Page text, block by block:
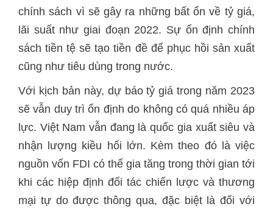
chính sách vì sẽ gây ra những bất ổn về tỷ giá,
lãi suất như giai đoạn 2022. Sự ổn định chính
sách tiền tệ sẽ tạo tiền đề để phục hồi sản xuất
cũng như tiêu dùng trong nước.
Với kịch bản này, dự báo tỷ giá trong năm 2023
sẽ vẫn duy trì ổn định do không có quá nhiều áp
lực. Việt Nam vẫn đang là quốc gia xuất siêu và
nhận lượng kiều hối lớn. Kèm theo đó là việc
nguồn vốn FDI có thể gia tăng trong thời gian tới
khi các hiệp định đối tác chiến lược và thương
mại tự do được thông qua, đặc biệt là đối với